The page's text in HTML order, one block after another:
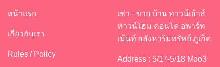
หน้าแรก
เกี่ยวกับเรา
Rules / Policy
เช่า - ขาย บ้าน ทาวน์เฮ้าส์
ทาวน์โฮม คอนโด อพาร์ท
เม้นท์ อสังหาริมทรัพย์ ภูเก็ต
Address : 5/17-5/18 Moo3